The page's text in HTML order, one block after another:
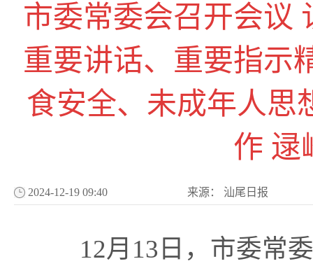
市委常委会召开会议
重要讲话、重要指示
食安全、未成年人思
作 逯
2024-12-19 09:40 来源： 汕尾日报
12月13日，市委常委